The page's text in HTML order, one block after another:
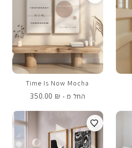
Time Is Now Mocha
החל מ -
350.00 ₪